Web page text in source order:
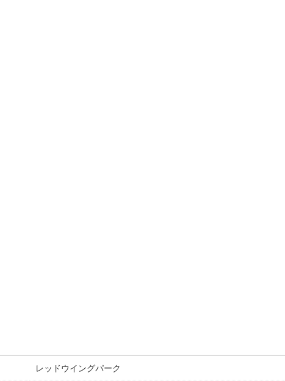
レッドウイングパーク